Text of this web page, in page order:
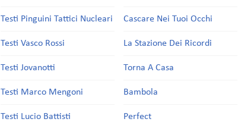
Testi Pinguini Tattici Nucleari
Testi Vasco Rossi
Testi Jovanotti
Testi Marco Mengoni
Testi Lucio Battisti
Cascare Nei Tuoi Occhi
La Stazione Dei Ricordi
Torna A Casa
Bambola
Perfect